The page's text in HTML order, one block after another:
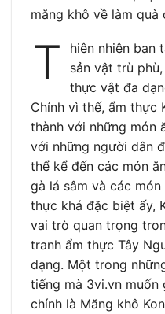
măng khô về làm quà
T
hiên nhiên ban
sản vật trù
thực vật đa
Chính vì thế, ẩm thực
thành với những món
với những người dân
thể kể đến các món
gà lá sâm và các
thực khá đặc biệt ấy,
vai trò quan trọng
tranh ẩm thực Tây
dạng. Một trong
tiếng mà 3vi.vn muốn
chính là Măng khô